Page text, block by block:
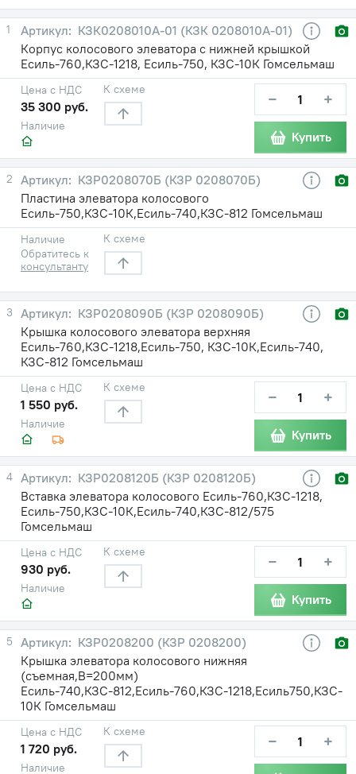
1
КЗК0208010А-01 (КЗК 0208010А-01)
Корпус колосового элеватора с нижней крышкой
Есиль-760,КЗС-1218, Есиль-750, КЗС-10К Гомсельмаш
Наличие
Цена с НДС
35 300 руб.
К схеме − +
Купить
2
КЗР0208070Б (КЗР 0208070Б)
Пластина элеватора колосового
Есиль-750,КЗС-10К,Есиль-740,КЗС-812 Гомсельмаш
Наличие
Обратитесь к
консультанту
К схеме
3
КЗР0208090Б (КЗР 0208090Б)
Крышка колосового элеватора верхняя
Есиль-760,КЗС-1218,Есиль-750, КЗС-10К,Есиль-740,
КЗС-812 Гомсельмаш
Наличие
Цена с НДС
1 550 руб.
К схеме − +
Купить
4
КЗР0208120Б (КЗР 0208120Б)
Вставка элеватора колосового Есиль-760,КЗС-1218,
Есиль-750,КЗС-10К,Есиль-740,КЗС-812/575
Гомсельмаш
Наличие
Цена с НДС
930 руб.
К схеме − +
Купить
5
КЗР0208200 (КЗР 0208200)
Крышка элеватора колосового нижняя
(съемная,B=200мм)
Есиль-740,КЗС-812,Есиль-760,КЗС-1218,Есиль750,КЗС-
10К Гомсельмаш
Наличие
Цена с НДС
1 720 руб.
К схеме − +